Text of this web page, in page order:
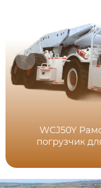
WCJ50Y
погрузчик